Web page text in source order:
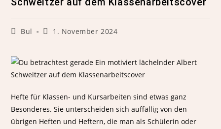
Bul 1. November 2024
Hefte für Klassen- und Kursarbeiten sind etwas ganz
Besonderes. Sie unterscheiden sich auffällig von den
übrigen Heften und Heftern, die man als Schülerin oder